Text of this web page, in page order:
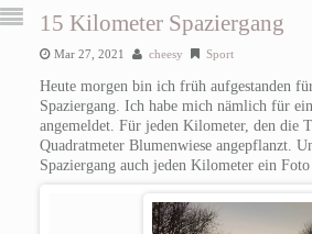
15 Kilometer Spaziergang
Mar 27, 2021 cheesy Sport
Heute morgen bin ich früh aufgestanden
Spaziergang. Ich habe mich nämlich für
angemeldet. Für jeden Kilometer, den die
Quadratmeter Blumenwiese angepflanzt.
Spaziergang auch jeden Kilometer ein Foto